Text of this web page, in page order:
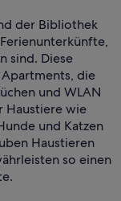
der Bibliothek
sind. Diese
die
und WLAN
Haustiere wie
und Katzen
Haustieren
so einen